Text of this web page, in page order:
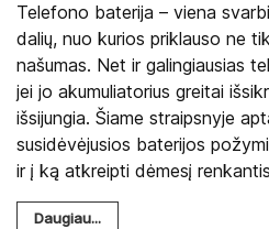
Telefono baterija – viena
dalių, nuo kurios priklauso ne
našumas. Net ir galingiausias
jei jo akumuliatorius greitai
išsijungia. Šiame straipsnyje
susidėvėjusios baterijos
ir į ką atkreipti dėmesį
Daugiau...